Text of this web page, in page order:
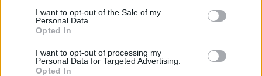
I want to opt-out of the Sale of my
Personal Data.
Opted In
I want to opt-out of processing my
Personal Data for Targeted Advertising.
Opted In
kätevän
avulla.
Linja-autoaseman vieressä on
on kaunis, on sille vähän käyttöä. Sieltä kuitenkin pääsee
Sofiaan ja jonnekin muuallekin
rautateitse